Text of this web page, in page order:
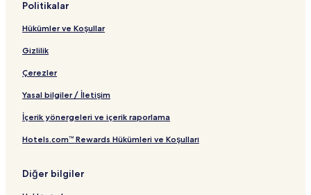
Politikalar
Hükümler ve Koşullar
Gizlilik
Çerezler
Yasal bilgiler / İletişim
İçerik yönergeleri ve içerik raporlama
Hotels.com™ Rewards Hükümleri ve Koşulları
Diğer bilgiler